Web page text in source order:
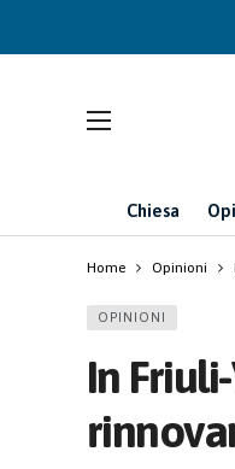
Chiesa
Home Opinioni
OPINIONI
In